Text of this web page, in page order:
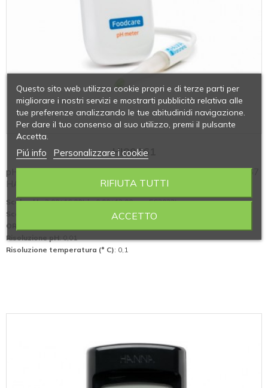
HI99161
pH-metro portatile per uso alimentare a tenuta stagna IP 67
HANNA INSTRUMENTS modello HI99161
Scala pH: -2,00÷16,00(da 0.00÷12.00 con FC2023)
Scala Temperatura
: 5,0÷105,0 C°( 0÷80°C con FC2143)
ORP
Risoluzione pH: 0,01
Risoluzione temperatura (° C): 0,1
Questo sito web utilizza cookie propri e di terze parti per
migliorare i nostri servizi e mostrarti pubblicità relativa alle
tue preferenze analizzando le tue abitudinidi navigazione.
Per dare il tuo consenso al suo utilizzo, premi il pulsante
Accetta.
Piú info Personalizzare i cookie
RIFIUTA TUTTI
ACCETTO